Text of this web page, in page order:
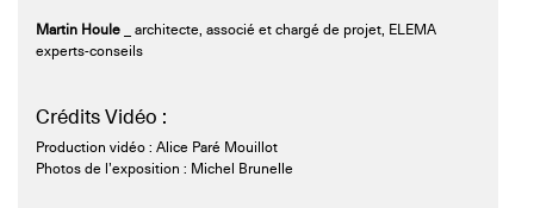
Martin Houle _ architecte, associé et chargé de projet, ELEMA
experts-conseils
Crédits Vidéo :
Production vidéo : Alice Paré Mouillot
Photos de l’exposition : Michel Brunelle